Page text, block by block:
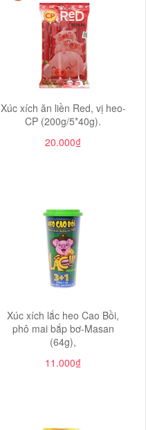
Xúc xích ăn liền Red, vị heo-
CP (200g/5*40g).
20.000₫
Xúc xích lắc heo Cao Bồi,
phô mai bắp bơ-Masan
(64g),
11.000₫